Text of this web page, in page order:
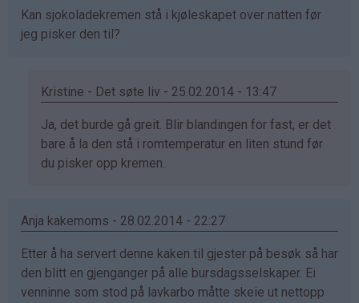
(ikke
bekreftet)
Kan sjokoladekremen stå i kjøleskapet over natten før
jeg pisker den til?
Kristine - Det søte liv - 25.02.2014 - 13:47
Som
svar
på
Mari
bekreftet)
Ja, det burde gå greit. Blir blandingen for fast, er det
bare å la den stå i romtemperatur en liten stund før
du pisker opp kremen.
Anja kakemoms - 28.02.2014 - 22:27
Etter å ha servert denne kaken til gjester på besøk så har
den blitt en gjenganger på alle bursdagsselskaper. Ei
venninne som stod på lavkarbo måtte skeie ut nettopp